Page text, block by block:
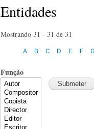
Entidades
Mostrando 31 - 31 de 31
A B C D E F
Função